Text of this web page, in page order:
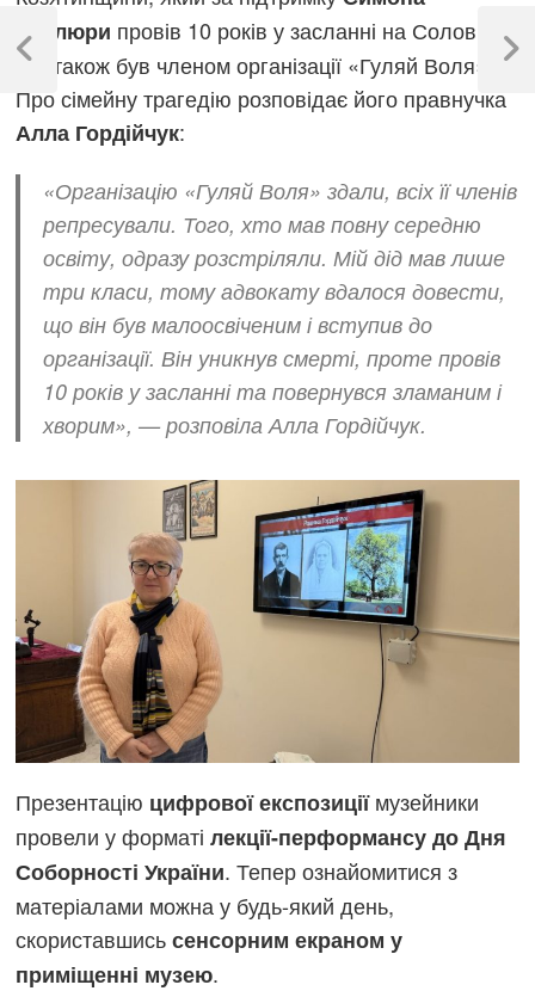
Петлюри провів 10 років у засланні на Соловках.
Він також був членом організації «Гуляй Воля».
Про сімейну трагедію розповідає його правнучка
Алла Гордійчук:
«Організацію «Гуляй Воля» здали, всіх її членів
репресували. Того, хто мав повну середню
освіту, одразу розстріляли. Мій дід мав лише
три класи, тому адвокату вдалося довести,
що він був малоосвіченим і вступив до
організації. Він уникнув смерті, проте провів
10 років у засланні та повернувся зламаним і
хворим», — розповіла Алла Гордійчук.
Презентацію цифрової експозиціїмузейники
провели у форматілекції-перформансу до Дня
Соборності України. Тепер ознайомитися з
матеріалами можна у будь-який день,
скориставшисьсенсорним екраном у
приміщенні музею.
Навігація
записів
Previous
Next